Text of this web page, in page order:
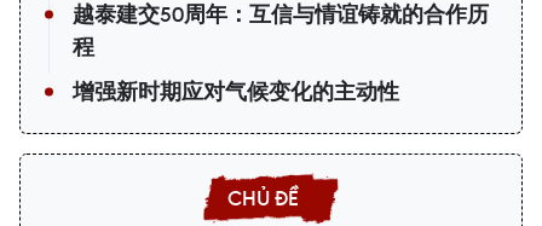
越泰建交50周年：互信与情谊铸就的合作历
程
增强新时期应对气候变化的主动性